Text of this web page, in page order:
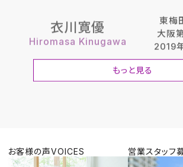
衣川寛優
Hiromasa Kinugawa
東梅
大阪
2019
もっと見る
お客様の声VOICES 営業スタッフ